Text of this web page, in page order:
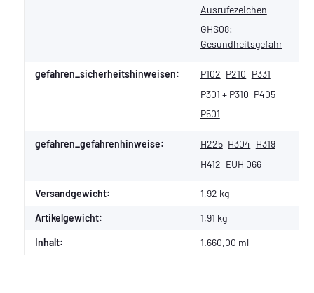
Ausrufezeichen
GHS08:
Gesundheitsgefahr
gefahren_sicherheitshinweisen: P102 P210 P331
P301 + P310 P405
P501
gefahren_gefahrenhinweise: H225 H304 H319
H412 EUH 066
Versandgewicht: 1,92 kg
Artikelgewicht: 1,91 kg
Inhalt: 1.660,00 ml